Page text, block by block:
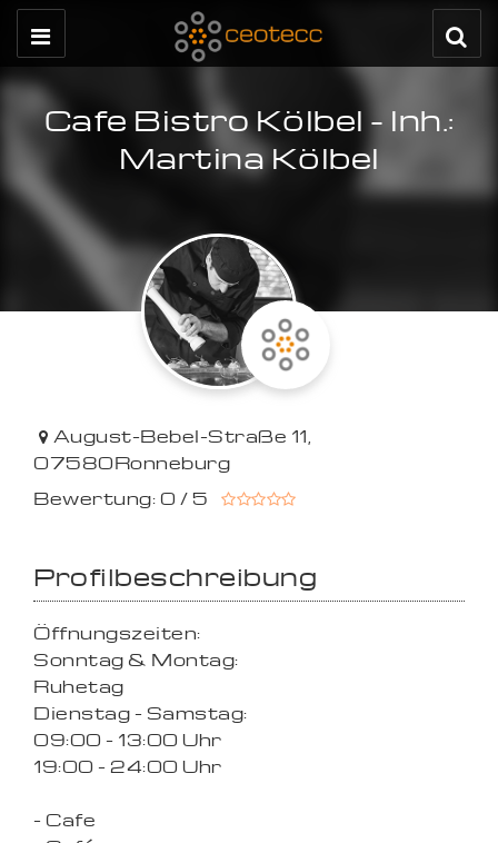
Cafe Bistro Kölbel - Inh.:
Martina Kölbel
August-Bebel-Straße 11,
07580Ronneburg
Bewertung: 0 / 5
Profilbeschreibung
Öffnungszeiten:
Sonntag & Montag:
Ruhetag
Dienstag - Samstag:
09:00 - 13:00 Uhr
19:00 - 24:00 Uhr
- Cafe